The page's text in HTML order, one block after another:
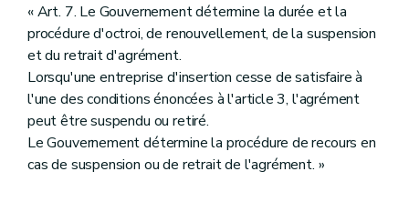
« Art. 7. Le Gouvernement détermine la durée et la
procédure d'octroi, de renouvellement, de la suspension
et du retrait d'agrément.
Lorsqu'une entreprise d'insertion cesse de satisfaire à
l'une des conditions énoncées à l'article 3, l'agrément
peut être suspendu ou retiré.
Le Gouvernement détermine la procédure de recours en
cas de suspension ou de retrait de l'agrément. »